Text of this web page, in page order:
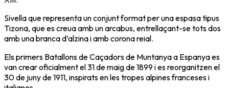
Sivella que representa un conjunt format per una espasa tipus
Tizona, que es creua amb un arcabus, entrellaçant-se tots dos
amb una branca d’alzina i amb corona reial.
Els primers Batallons de Caçadors de Muntanya a Espanya es
van crear oficialment el 31 de maig de 1899 i es reorganitzen el
30 de juny de 1911, inspirats en les tropes alpines franceses i